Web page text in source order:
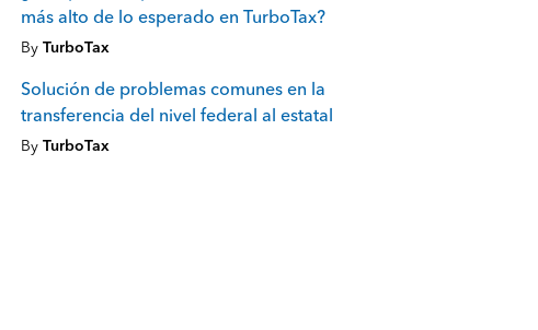
más alto de lo esperado en TurboTax?
By TurboTax
Solución de problemas comunes en la
transferencia del nivel federal al estatal
By TurboTax